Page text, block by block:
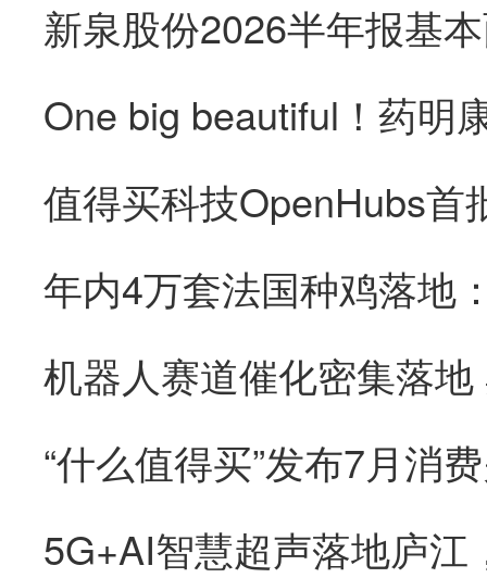
“什么值得买”发布7月消